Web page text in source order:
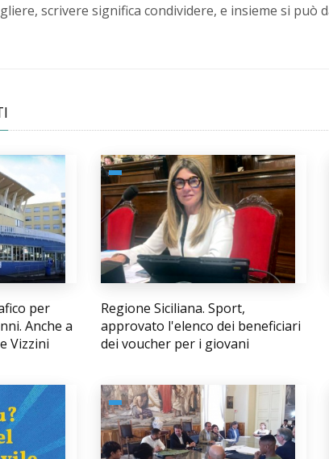
scrivere significa condividere, e insieme si
per
Anche a
Vizzini
Regione Siciliana. Sport,
approvato l'elenco dei beneficiari
dei voucher per i giovani